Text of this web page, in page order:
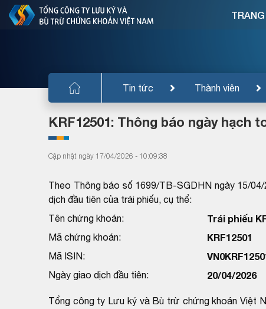
Tin tức Thành viên
KRF12501: Thông báo ngày hạch
Cập nhật ngày 17/04/2026 - 10:09:38
Theo Thông báo số 1699/TB-SGDHN ngày 15/
dịch đầu tiên của trái phiếu, cụ thể:
Tên chứng khoán:
Trái phiếu
Mã chứng khoán: KRF12501
Mã ISIN:
Ngày giao dịch đầu tiên: 20/04/2026
Tổng công ty Lưu ký và Bù trừ chứng khoán Việt